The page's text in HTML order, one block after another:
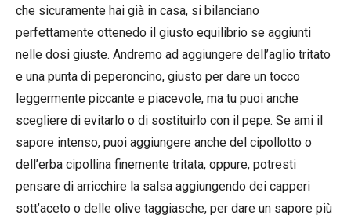
che sicuramente hai già in casa, si bilanciano
perfettamente ottenedo il giusto equilibrio se aggiunti
nelle dosi giuste. Andremo ad aggiungere dell’aglio tritato
e una punta di peperoncino, giusto per dare un tocco
leggermente piccante e piacevole, ma tu puoi anche
scegliere di evitarlo o di sostituirlo con il pepe. Se ami il
sapore intenso, puoi aggiungere anche del cipollotto o
dell’erba cipollina finemente tritata, oppure, potresti
pensare di arricchire la salsa aggiungendo dei capperi
sott’aceto o delle olive taggiasche, per dare un sapore più